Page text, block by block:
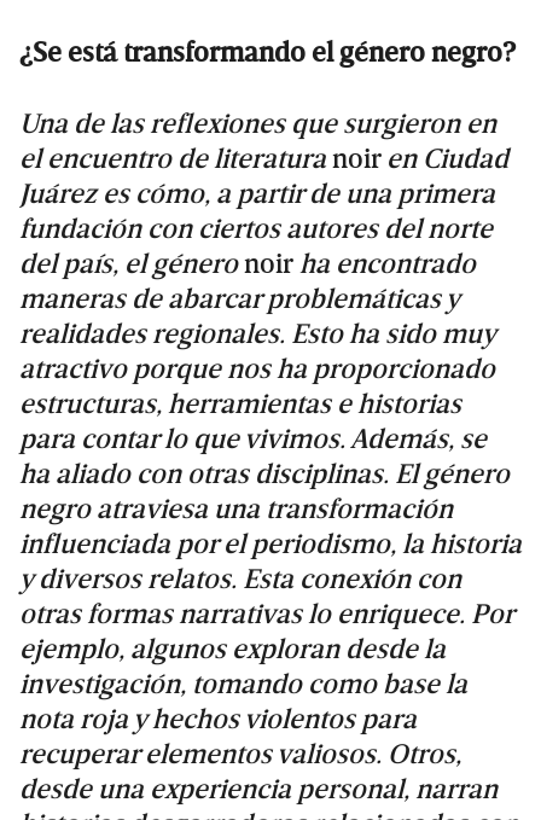
¿Se está transformando el género negro?
Una de las reflexiones que surgieron en
el encuentro de literaturanoir en Ciudad
Juárez es cómo, a partir de una primera
fundación con ciertos autores del norte
del país, el géneronoirha encontrado
maneras de abarcar problemáticas y
realidades regionales. Esto ha sido muy
atractivo porque nos ha proporcionado
estructuras, herramientas e historias
para contar lo que vivimos. Además, se
ha aliado con otras disciplinas. El género
negro atraviesa una transformación
influenciada por el periodismo, la historia
y diversos relatos. Esta conexión con
otras formas narrativas lo enriquece. Por
ejemplo, algunos exploran desde la
investigación, tomando como base la
nota roja y hechos violentos para
recuperar elementos valiosos. Otros,
desde una experiencia personal, narran